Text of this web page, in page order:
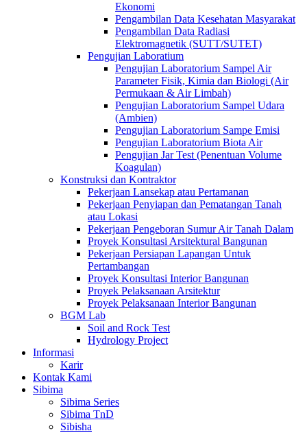
Ekonomi
Pengambilan Data Kesehatan Masyarakat
Pengambilan Data Radiasi
Elektromagnetik (SUTT/SUTET)
Pengujian Laboratium
Pengujian Laboratorium Sampel Air
Parameter Fisik, Kimia dan Biologi (Air
Permukaan & Air Limbah)
Pengujian Laboratorium Sampel Udara
(Ambien)
Pengujian Laboratorium Sampe Emisi
Pengujian Laboratorium Biota Air
Pengujian Jar Test (Penentuan Volume
Koagulan)
Konstruksi dan Kontraktor
Pekerjaan Lansekap atau Pertamanan
Pekerjaan Penyiapan dan Pematangan Tanah
atau Lokasi
Pekerjaan Pengeboran Sumur Air Tanah Dalam
Proyek Konsultasi Arsitektural Bangunan
Pekerjaan Persiapan Lapangan Untuk
Pertambangan
Proyek Konsultasi Interior Bangunan
Proyek Pelaksanaan Arsitektur
Proyek Pelaksanaan Interior Bangunan
BGM Lab
Soil and Rock Test
Hydrology Project
Informasi
Karir
Kontak Kami
Sibima
Sibima Series
Sibima TnD
Sibisha